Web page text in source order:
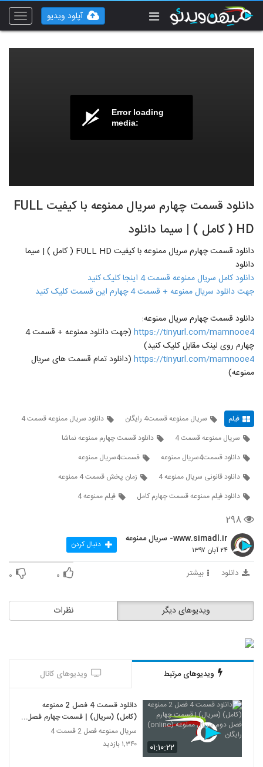
Toggle
آپلود ویدیو
Error loading
media:
دانلود قسمت چهارم سریال ممنوعه با کیفیت FULL
HD ( کامل ) | سیما دانلود
دانلود قسمت چهارم سریال ممنوعه با کیفیت FULL HD ( کامل ) | سیما
دانلود
دانلود کامل سریال ممنوعه قسمت 4 اینجا کلیک کنید
جهت دانلود سریال ممنوعه + قسمت 4 چهارم این قسمت کلیک کنید
دانلود قسمت چهارم سریال ممنوعه:
https://tinyurl.com/mamnooe4
(جهت دانلود ممنوعه + قسمت 4
چهارم روی لینک مقابل کلیک کنید)
https://tinyurl.com/mamnooe4 (دانلود تمام قسمت های سریال
ممنوعه)
فیلم سريال ممنوعه قسمت4 رایگان
دانلود سریال ممنوعه قسمت 4
سریال ممنوعه قسمت 4
دانلود قسمت چهارم ممنوعه نماشا
دانلود قسمت4سریال ممنوعه
قسمت4سریال ممنوعه
دانلود قانونی سریال ممنوعه 4
زمان پخش قسمت 4 ممنوعه
دانلود فیلم ممنوعه قسمت چهارم کامل
فیلم ممنوعه 4
۲۹۸
www.simadl.ir- سریال ممنوعه
۲۴ آبان ۱۳۹۷ دنبال کردن
دانلود بیشتر ۰ ۰
نظرات ویدیوهای دیگر
ویدیوهای مرتبط ویدیوهای کانال
۰۱:۱۰:۲۲
دانلود قسمت 4 فصل 2 ممنوعه
(کامل) (سریال) | قسمت چهارم فصل
دوم سریال ممنوعه (online) رایگان
سریال ممنوعه فصل 2 قسمت 4
۱,۳۴۰ بازدید